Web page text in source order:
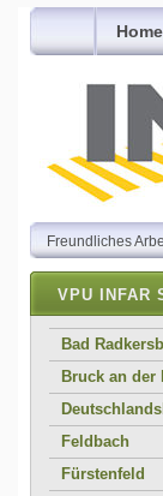
Home
Freundliches
VPU INFAR
Bad
Bruck an der
Feldbach
Fürstenfeld